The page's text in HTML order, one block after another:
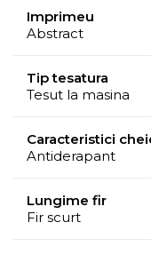
Imprimeu
Abstract
Tip tesatura
Tesut la masina
Caracteristici
Antiderapant
Lungime fir
Fir scurt